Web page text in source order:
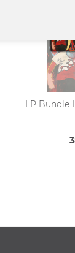
LP Bundle